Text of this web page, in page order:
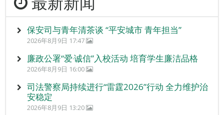
保安司与青年清茶谈 “平安城市 青年担当”
2026年8月9日 17:47
廉政公署“爱‧诚信”入校活动 培育学生廉洁品格
2026年8月9日 16:00
司法警察局持续进行“雷霆2026”行动 全力维护治
安稳定
2026年8月9日 13:20